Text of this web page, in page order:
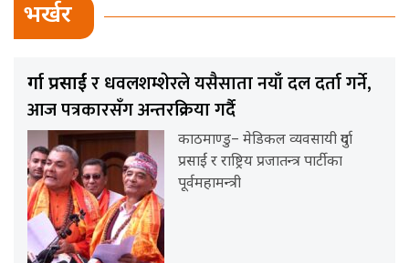
भर्खर
दुर्गा प्रसाईंर धवलशम्शेरले यसैसाता नयाँ दल दर्ता गर्ने,
आज पत्रकारसँग अन्तरक्रिया गर्दै
काठमाण्डु– मेडिकल व्यवसायी दुर्गा
प्रसाईं र राष्ट्रिय प्रजातन्त्र पार्टीका
पूर्वमहामन्त्री